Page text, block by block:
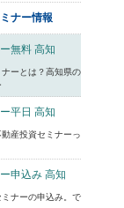
ナー情報
無料 高知
ーとは？高知県の
平日 高知
産投資セミナーっ
申込み 高知
ナーの申込み。で